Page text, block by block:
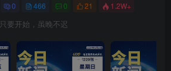
0 466 0 21 1.2W+
只要开始，虽晚不迟